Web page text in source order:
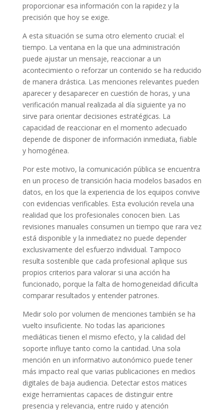
proporcionar esa información con la rapidez y la
precisión que hoy se exige.
A esta situación se suma otro elemento crucial: el
tiempo. La ventana en la que una administración
puede ajustar un mensaje, reaccionar a un
acontecimiento o reforzar un contenido se ha reducido
de manera drástica. Las menciones relevantes pueden
aparecer y desaparecer en cuestión de horas, y una
verificación manual realizada al día siguiente ya no
sirve para orientar decisiones estratégicas. La
capacidad de reaccionar en el momento adecuado
depende de disponer de información inmediata, fiable
y homogénea.
Por este motivo, la comunicación pública se encuentra
en un proceso de transición hacia modelos basados en
datos, en los que la experiencia de los equipos convive
con evidencias verificables. Esta evolución revela una
realidad que los profesionales conocen bien. Las
revisiones manuales consumen un tiempo que rara vez
está disponible y la inmediatez no puede depender
exclusivamente del esfuerzo individual. Tampoco
resulta sostenible que cada profesional aplique sus
propios criterios para valorar si una acción ha
funcionado, porque la falta de homogeneidad dificulta
comparar resultados y entender patrones.
Medir solo por volumen de menciones también se ha
vuelto insuficiente. No todas las apariciones
mediáticas tienen el mismo efecto, y la calidad del
soporte influye tanto como la cantidad. Una sola
mención en un informativo autonómico puede tener
más impacto real que varias publicaciones en medios
digitales de baja audiencia. Detectar estos matices
exige herramientas capaces de distinguir entre
presencia y relevancia, entre ruido y atención